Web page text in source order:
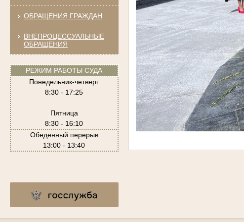
ОБРАЩЕНИЯ ГРАЖДАН
ВНЕПРОЦЕССУАЛЬНЫЕ
ОБРАЩЕНИЯ
РЕЖИМ РАБОТЫ СУДА
Понедельник-четверг
8:30 - 17:25
Пятница
8:30 - 16:10
Обеденный перерыв
13:00 - 13:40